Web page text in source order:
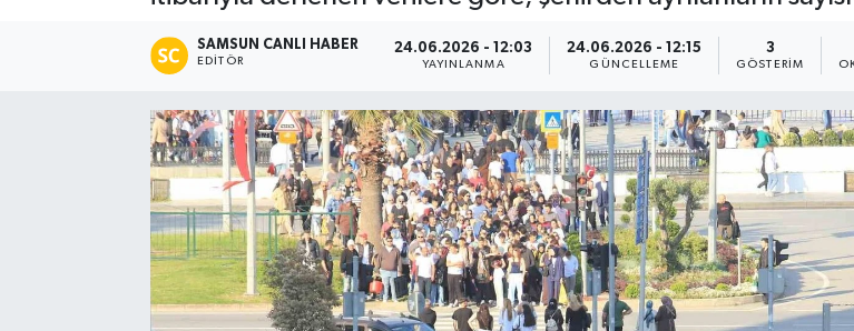
SAMSUN CANLI HABER
EDITÖR
24.06.2026 - 12:03
YAYINLANMA
24.06.2026 - 12:15
GÜNCELLEME
3
GÖSTERIM
Haber Arşivi